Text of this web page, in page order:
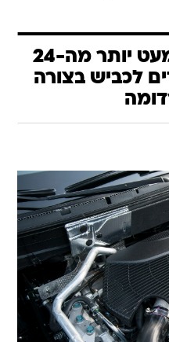
163 הסוסים שלו ומעט יותר מה-24
לכביש בצורה